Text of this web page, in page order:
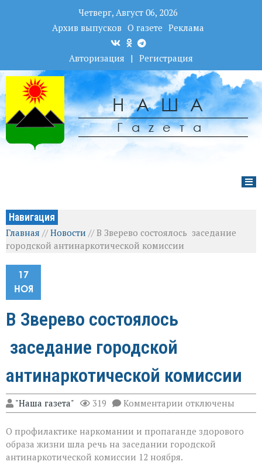
Четверг, Август 06, 2026
Архив выпусков О газете Реклама
Авторизация | Регистрация
НАША
Гаzета
Навигация
Главная //Новости //В Зверево состоялось заседание
городской антинаркотической комиссии
17
НОЯ
В Зверево состоялось
заседание городской
антинаркотической комиссии
"Наша газета" 319 Комментарии к
записи
Зверево
состоялось
заседание
отключены
О профилактике наркомании и пропаганде здорового
образа жизни шла речь на заседании городской
антинаркотической комиссии 12 ноября.